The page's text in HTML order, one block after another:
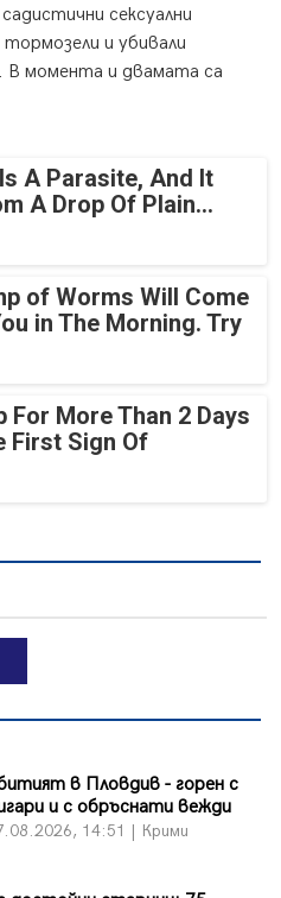
сексуални
и убивали
В момента и двамата са
A Parasite, And It
A Drop Of Plain...
of Worms Will Come
in The Morning. Try
For More Than 2 Days
First Sign Of
в Пловдив - горен с
и с обръснати вежди
14:51 | Крими